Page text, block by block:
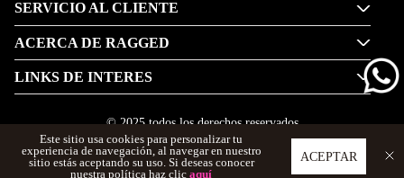
SERVICIO AL CLIENTE
ACERCA DE RAGGED
LINKS DE INTERES
© 2025 todos los derechos reservados
ACEPTAR
Este sitio usa cookies para personalizar tu
experiencia de navegación, al navegar en nuestro
sitio estás aceptando su uso. Si deseas conocer
nuestra política haz clic aquí